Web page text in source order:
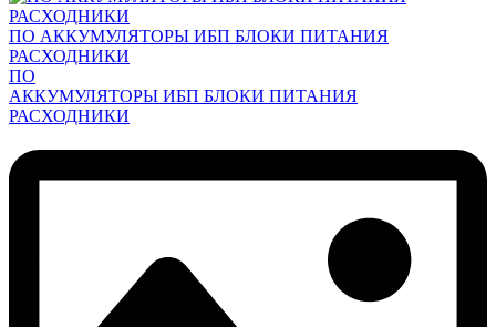
ПО АККУМУЛЯТОРЫ ИБП БЛОКИ ПИТАНИЯ
РАСХОДНИКИ
ПО
АККУМУЛЯТОРЫ ИБП БЛОКИ ПИТАНИЯ
РАСХОДНИКИ